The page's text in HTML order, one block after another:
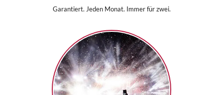
Garantiert. Jeden Monat. Immer für zwei.